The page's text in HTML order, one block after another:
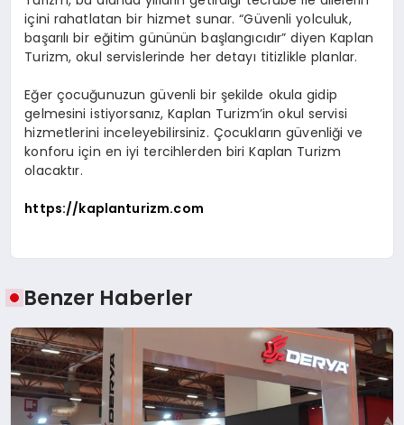
içini rahatlatan bir hizmet sunar. “Güvenli yolculuk,
başarılı bir eğitim gününün başlangıcıdır” diyen Kaplan
Turizm, okul servislerinde her detayı titizlikle planlar.
Eğer çocuğunuzun güvenli bir şekilde okula gidip
gelmesini istiyorsanız, Kaplan Turizm’in okul servisi
hizmetlerini inceleyebilirsiniz. Çocukların güvenliği ve
konforu için en iyi tercihlerden biri Kaplan Turizm
olacaktır.
https://kaplanturizm.com
Benzer Haberler